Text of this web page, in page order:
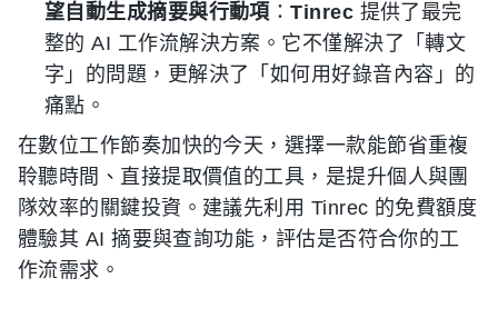
望自動生成摘要與行動項 ：Tinrec 提供了最完
整的 AI 工作流解決方案。它不僅解決了「轉文
字」的問題，更解決了「如何用好錄音內容」的
痛點。
在數位工作節奏加快的今天，選擇一款能節省重複
聆聽時間、直接提取價值的工具，是提升個人與團
隊效率的關鍵投資。建議先利用 Tinrec 的免費額度
體驗其 AI 摘要與查詢功能，評估是否符合你的工
作流需求。